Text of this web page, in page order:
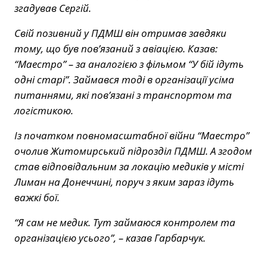
згадував Сергій.
Свій позивний у ПДМШ він отримав завдяки
тому, що був пов’язаний з авіацією. Казав:
“Маестро” – за аналогією з фільмом “У бій ідуть
одні старі”. Займався тоді в організації усіма
питаннями, які пов’язані з транспортом та
логістикою.
Із початком повномасштабної війни “Маестро”
очолив Житомирський підрозділ ПДМШ. А згодом
став відповідальним за локацію медиків у місті
Лиман на Донеччині, поруч з яким зараз ідуть
важкі бої.
“Я сам не медик. Тут займаюся контролем та
організацією усього”, – казав Гарбарчук.